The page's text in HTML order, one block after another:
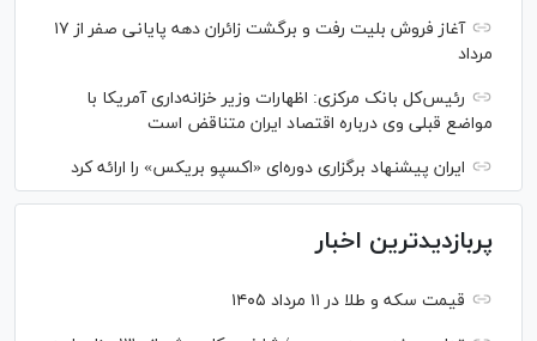
آغاز فروش بلیت رفت و برگشت زائران دهه پایانی صفر از ۱۷
مرداد
رئیس‌کل بانک مرکزی: اظهارات وزیر خزانه‌داری آمریکا با
مواضع قبلی وی درباره اقتصاد ایران متناقض است
ایران پیشنهاد برگزاری دوره‌ای «اکسپو بریکس» را ارائه کرد
پربازدیدترین اخبار
قیمت سکه و طلا در ۱۱ مرداد ۱۴۰۵